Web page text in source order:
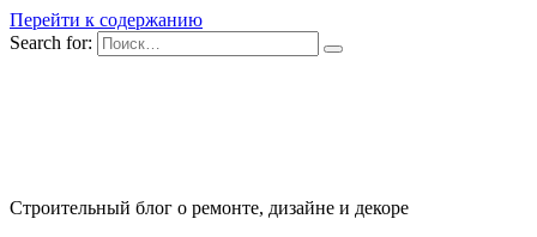
Перейти к содержанию
Search for:
Строительный блог о ремонте, дизайне и декоре